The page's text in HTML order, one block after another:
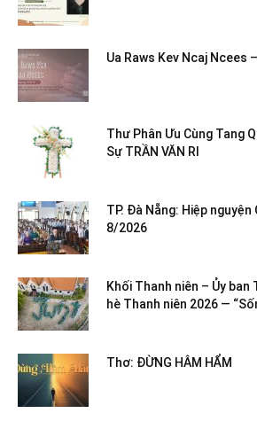
Ua Raws Kev Ncaj Ncees
Thư Phân Ưu Cùng Tang
Sự TRẦN VĂN RI
TP. Đà Nẵng: Hiệp
8/2026
Khối Thanh niên – Ủy
hè Thanh niên 2026 —
Thơ: ĐỪNG HÂM HẨM